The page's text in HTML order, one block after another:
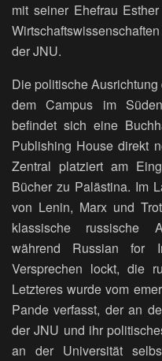
mit seiner Ehefrau
der JNU.
Die politische
dem Campus im
befindet sich eine
Publishing House direkt
Zentral platziert am
Bücher zu Palästina. Im
von Lenin, Marx und
klassische russische
während Russian for
Versprechen lockt, die
Letzteres wurde vom
Pande verfasst, der an
der JNU und ihr
an der Universität